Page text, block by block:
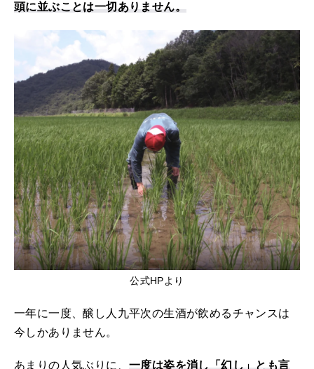
頭に並ぶことは一切ありません。
公式HPより
一年に一度、醸し人九平次の生酒が飲めるチャンスは
今しかありません。
あまりの人気ぶりに、 一度は姿を消し「幻し」とも言